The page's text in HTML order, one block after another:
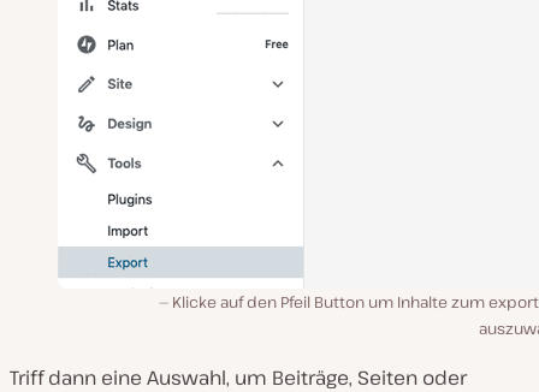
Klicke auf den Pfeil Button um Inhalte zum
Triff dann eine Auswahl, um Beiträge, Seiten oder